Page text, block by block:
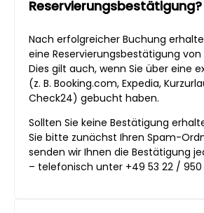
Reservierungsbestätigung?
Nach erfolgreicher Buchung
eine Reservierungsbestätigung von
Dies gilt auch, wenn Sie über eine
(z. B. Booking.com, Expedia,
Check24) gebucht haben.
Sollten Sie keine Bestätigung
Sie bitte zunächst Ihren Spam-
senden wir Ihnen die Bestätigung
– telefonisch unter +49 53 22 / 950